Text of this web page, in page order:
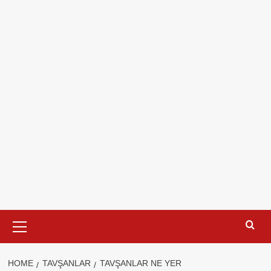
Menu
HOME TAVŞANLAR TAVŞANLAR NE YER